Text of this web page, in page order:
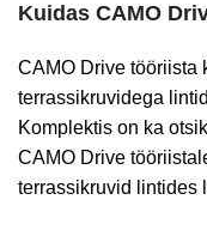
Kuidas CAMO
CAMO Drive tööriista
terrassikruvidega
Komplektis on ka
CAMO Drive
terrassikruvid lintides